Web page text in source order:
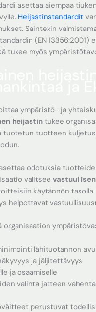
asettaa aiempaa
Heijastinstandardit
Saintexin
(EN 13356:2001)
tukee myös
ympäristö- ja
heijastin tukee
tuotetun tuotteen
odotuksia
valitsee
käytännön
helpottavat
organisaation
lähituotannon
ja jäljitettävyys
ja osaamiselle
valinta jätteen
perustuvat